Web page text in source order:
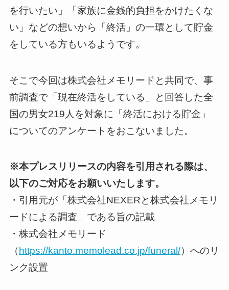
を行いたい」「家族に金銭的負担をかけたくな
い」などの想いから「終活」の一環として貯金
をしている方もいるようです。
そこで今回は株式会社メモリードと共同で、事
前調査で「現在終活をしている」と回答した全
国の男女219人を対象に「終活における貯金」
についてのアンケートをおこないました。
※本プレスリリースの内容を引用される際は、
以下のご対応をお願いいたします。
・引用元が「株式会社NEXERと株式会社メモリ
ードによる調査」である旨の記載
・株式会社メモリード
（ https://kanto.memolead.co.jp/funeral/）へのリ
ンク設置